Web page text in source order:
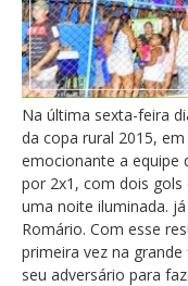
Na última sexta-feira
da copa rural 2015,
emocionante a equipe
por 2x1, com dois
uma noite iluminada.
Romário. Com esse
primeira vez na
seu adversário para